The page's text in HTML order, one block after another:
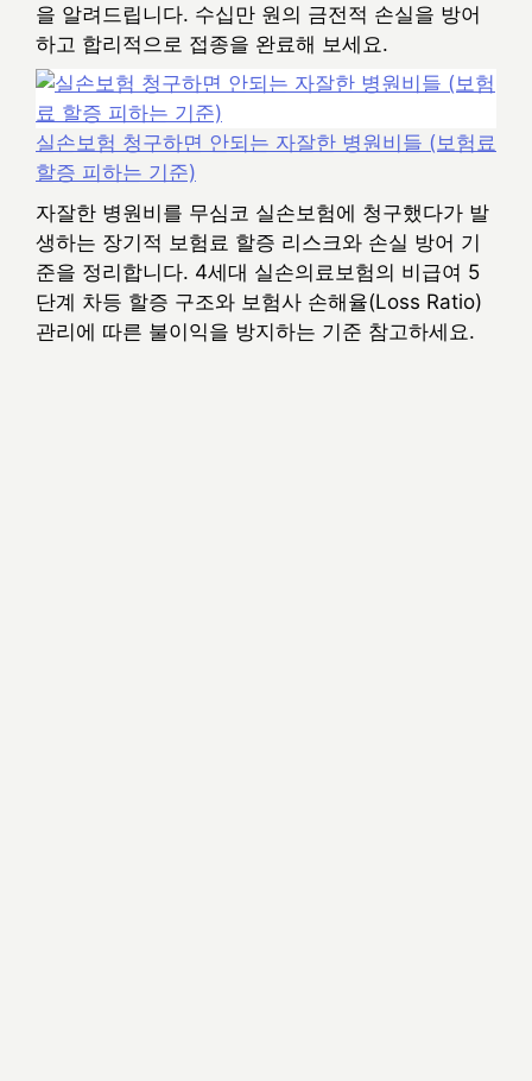
을 알려드립니다. 수십만 원의 금전적 손실을 방어
하고 합리적으로 접종을 완료해 보세요.
실손보험 청구하면 안되는 자잘한 병원비들 (보험료
할증 피하는 기준)
자잘한 병원비를 무심코 실손보험에 청구했다가 발
생하는 장기적 보험료 할증 리스크와 손실 방어 기
준을 정리합니다. 4세대 실손의료보험의 비급여 5
단계 차등 할증 구조와 보험사 손해율(Loss Ratio)
관리에 따른 불이익을 방지하는 기준 참고하세요.